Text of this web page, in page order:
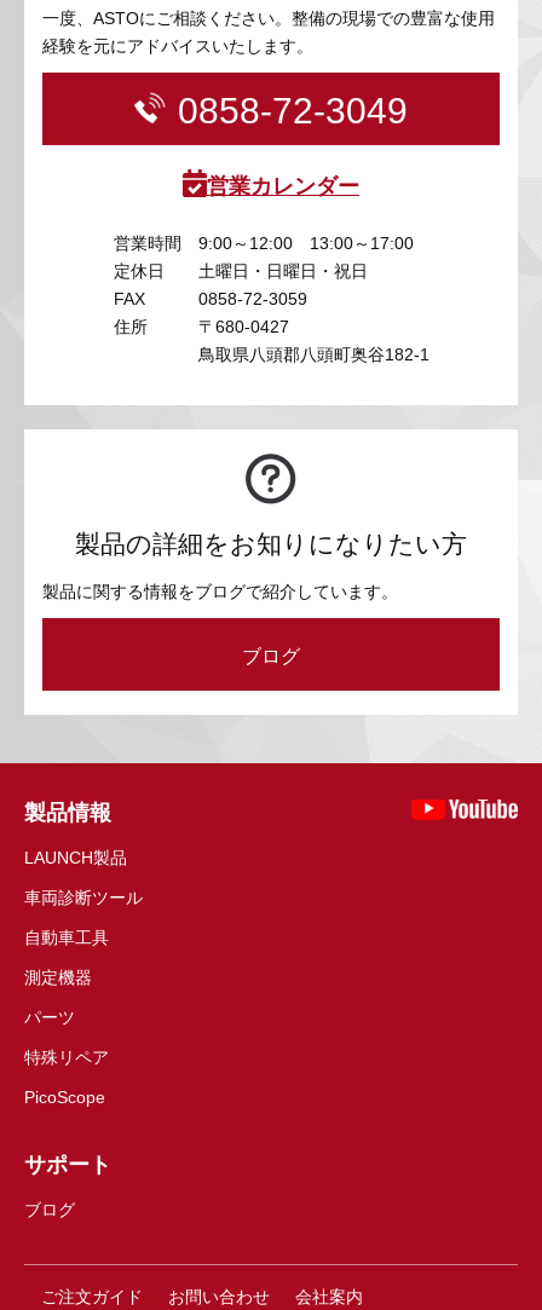
一度、ASTOにご相談ください。整備の現場での豊富な使用
経験を元にアドバイスいたします。
0858-72-3049
営業カレンダー
営業時間
9:00～12:00 13:00～17:00
定休日
土曜日・日曜日・祝日
FAX
0858-72-3059
住所
〒680-0427
鳥取県八頭郡八頭町奥谷182-1
製品の詳細をお知りになりたい方
製品に関する情報をブログで紹介しています。
ブログ
製品情報
LAUNCH製品
車両診断ツール
自動車工具
測定機器
パーツ
特殊リペア
PicoScope
サポート
ブログ
ご注文ガイド お問い合わせ 会社案内